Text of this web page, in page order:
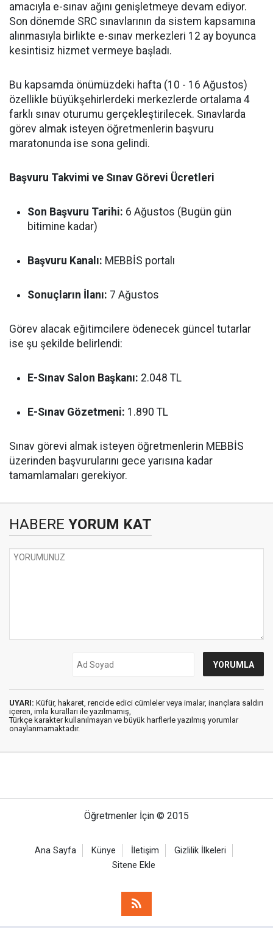
amacıyla e-sınav ağını genişletmeye devam ediyor.
Son dönemde SRC sınavlarının da sistem kapsamına
alınmasıyla birlikte e-sınav merkezleri 12 ay boyunca
kesintisiz hizmet vermeye başladı.
Bu kapsamda önümüzdeki hafta (10 - 16 Ağustos)
özellikle büyükşehirlerdeki merkezlerde ortalama 4
farklı sınav oturumu gerçekleştirilecek. Sınavlarda
görev almak isteyen öğretmenlerin başvuru
maratonunda ise sona gelindi.
Başvuru Takvimi ve Sınav Görevi Ücretleri
Son Başvuru Tarihi: 6 Ağustos (Bugün gün
bitimine kadar)
Başvuru Kanalı: MEBBİS portalı
Sonuçların İlanı: 7 Ağustos
Görev alacak eğitimcilere ödenecek güncel tutarlar
ise şu şekilde belirlendi:
E-Sınav Salon Başkanı: 2.048 TL
E-Sınav Gözetmeni: 1.890 TL
Sınav görevi almak isteyen öğretmenlerin MEBBİS
üzerinden başvurularını gece yarısına kadar
tamamlamaları gerekiyor.
HABERE YORUM KAT
UYARI: Küfür, hakaret, rencide edici cümleler veya imalar, inançlara saldırı
içeren, imla kuralları ile yazılmamış,
Türkçe karakter kullanılmayan ve büyük harflerle yazılmış yorumlar
onaylanmamaktadır.
Öğretmenler İçin © 2015
Ana Sayfa Künye İletişim
Gizlilik İlkeleri
Sitene Ekle